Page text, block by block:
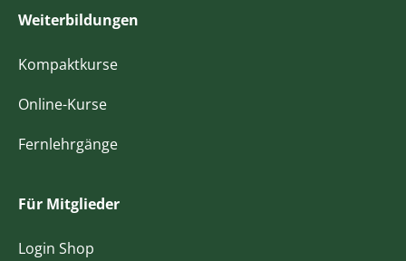
Weiterbildungen
Kompaktkurse
Online-Kurse
Fernlehrgänge
Für Mitglieder
Login Shop